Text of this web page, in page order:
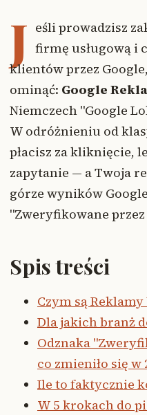
J eśli prowadzisz
firmę usługową i
klientów przez
ominąć: Google
Niemczech "Google
W odróżnieniu od
płacisz za kliknięcie,
zapytanie — a Twoja
górze wyników
"Zweryfikowane przez
Spis treści
Czym są
Dla jakich branż
Odznaka
co zmieniło się w
Ile to faktycznie
W 5 krokach do